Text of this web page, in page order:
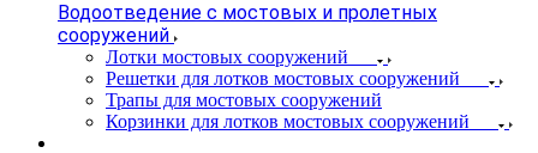
Водоотведение с мостовых и пролетных
сооружений
Лотки мостовых сооружений
Решетки для лотков мостовых сооружений
Трапы для мостовых сооружений
Корзинки для лотков мостовых сооружений